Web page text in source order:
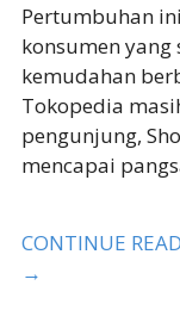
Pertumbuhan
konsumen
kemudahan
Tokopedia
pengunjung,
mencapai
CONTINUE
→